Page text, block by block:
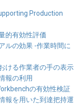
Production
的有効性評価
ルの効果 -作業時間に
ける作業者の手の表示
報の利用
の有効性検証
報を用いた到達把持運